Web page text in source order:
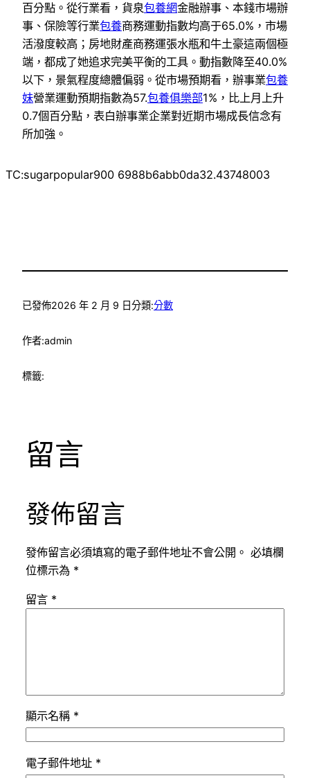
百分點。從行業看，貨泉包養網金融辦事、本錢市場辦
事、保險等行業包養商務運動指數均高于65.0%，市場
活潑度較高；房地財產商務運張水瓶和牛土豪這兩個極
端，都成了她追求完美平衡的工具。動指數降至40.0%
以下，景氣程度總體偏弱。從市場預期看，辦事業包養
妹營業運動預期指數為57.包養俱樂部1%，比上月上升
0.7個百分點，表白辦事業企業對近期市場成長信念有
所加強。
TC:sugarpopular900 6988b6abb0da32.43748003
已發佈2026 年 2 月 9 日分類:分數
作者:admin
標籤:
留言
發佈留言
發佈留言必須填寫的電子郵件地址不會公開。 必填欄
位標示為 *
留言 *
顯示名稱 *
電子郵件地址 *